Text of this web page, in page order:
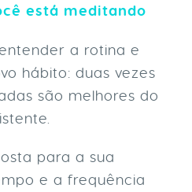
está meditando
a rotina e
hábito: duas vezes
são melhores do
para a sua
e a frequência